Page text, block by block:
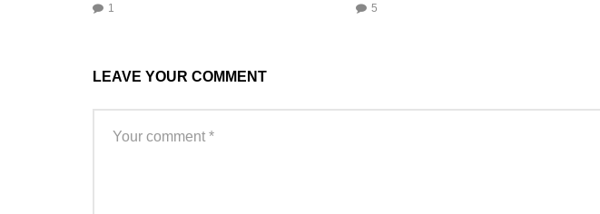
1 5
LEAVE YOUR COMMENT